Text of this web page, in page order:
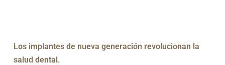
Los implantes de nueva generación revolucionan la
salud dental.